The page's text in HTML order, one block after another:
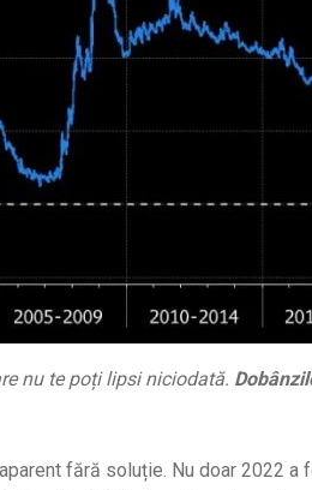
nu te poți lipsi niciodată.
fără soluție. Nu doar 2022